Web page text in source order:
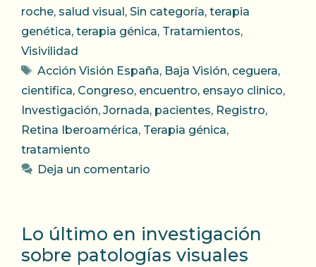
roche, salud visual , Sin categoría, terapia
genética, terapia génica, Tratamientos,
Visivilidad
Etiquetas
Acción Visión España, Baja Visión, ceguera,
cientifica, Congreso, encuentro, ensayo clinico,
Investigación, Jornada, pacientes, Registro,
Retina Iberoamérica, Terapia génica,
tratamiento
Deja un comentario
Lo último en investigación
sobre patologías visuales